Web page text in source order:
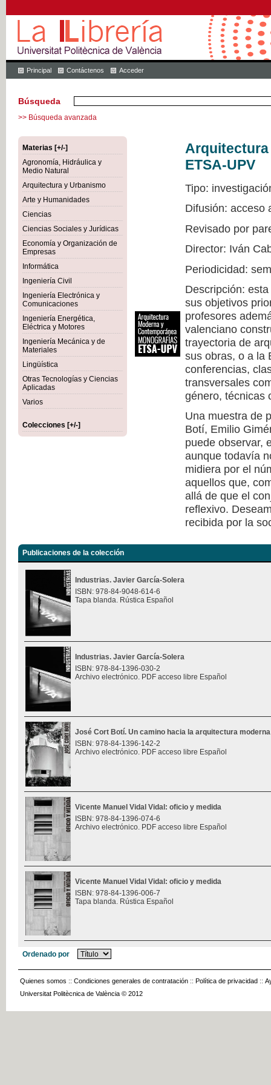
Principal Contáctenos Acceder
Búsqueda
>> Búsqueda avanzada
Materias [+/-]
Agronomía, Hidráulica y
Medio Natural
Arquitectura y Urbanismo
Arte y Humanidades
Ciencias
Ciencias Sociales y Jurídicas
Economía y Organización de
Empresas
Informática
Ingeniería Civil
Ingeniería Electrónica y
Comunicaciones
Ingeniería Energética,
Eléctrica y Motores
Ingeniería Mecánica y de
Materiales
Lingüística
Otras Tecnologías y Ciencias
Aplicadas
Varios
Colecciones [+/-]
Arquitectura
ETSA-UPV
Tipo:
Difusión: acceso
Revisado por
Director: Iván
Periodicidad:
Descripción:
sus objetivos
profesores
valenciano
trayectoria de
sus obras, o a la
conferencias,
transversales
género, técnicas
Una muestra de
Botí, Emilio
puede observar,
aunque todavía
midiera por el
aquellos que,
allá de que el
reflexivo.
recibida por la
Publicaciones de la colección
Industrias. Javier García-Solera
ISBN: 978-84-9048-614-6
Tapa blanda. Rústica Español
Industrias. Javier García-Solera
ISBN: 978-84-1396-030-2
Archivo electrónico. PDF acceso libre Español
José Cort Botí. Un camino hacia la arquitectura moderna
ISBN: 978-84-1396-142-2
Archivo electrónico. PDF acceso libre Español
Vicente Manuel Vidal Vidal: oficio y medida
ISBN: 978-84-1396-074-6
Archivo electrónico. PDF acceso libre Español
Vicente Manuel Vidal Vidal: oficio y medida
ISBN: 978-84-1396-006-7
Tapa blanda. Rústica Español
Ordenado por
Quienes somos :: Condiciones generales de contratación :: Política de privacidad ::
Universitat Politècnica de València © 2012